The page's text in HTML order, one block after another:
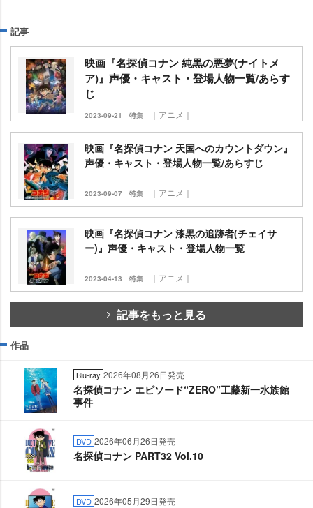
記事
映画『名探偵コナン 純黒の悪夢(ナイトメ
ア)』声優・キャスト・登場人物一覧/あらす
じ
2023-09-21 特集 ｜アニメ｜
映画『名探偵コナン 天国へのカウントダウン』
声優・キャスト・登場人物一覧/あらすじ
2023-09-07 特集 ｜アニメ｜
映画『名探偵コナン 漆黒の追跡者(チェイサ
ー)』声優・キャスト・登場人物一覧
2023-04-13 特集 ｜アニメ｜
記事をもっと見る
作品
Blu-ray 2026年08月26日発売
名探偵コナン エピソード“ZERO”工藤新一水族館
事件
DVD 2026年06月26日発売
名探偵コナン PART32 Vol.10
DVD 2026年05月29日発売